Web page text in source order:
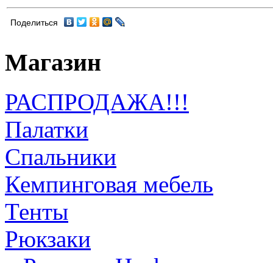
Поделиться
Магазин
РАСПРОДАЖА!!!
Палатки
Спальники
Кемпинговая мебель
Тенты
Рюкзаки